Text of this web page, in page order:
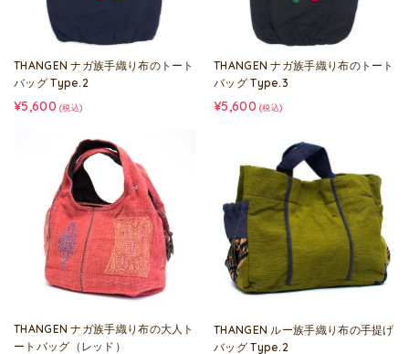
THANGEN ナガ族手織り布のトート
バッグ Type.2
¥5,600 (税込)
THANGEN ナガ族手織り布のトート
バッグ Type.3
¥5,600 (税込)
THANGEN ナガ族手織り布の大人ト
ートバッグ（レッド）
THANGEN ルー族手織り布の手提げ
バッグ Type.2